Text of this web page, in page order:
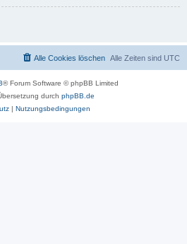
Alle Zeiten sind UTC
Alle Cookies löschen
® Forum Software © phpBB Limited
durch phpBB.de
| Nutzungsbedingungen